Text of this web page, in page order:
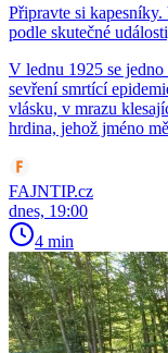
Připravte si
podle skutečné
V lednu 1925 se
sevření smrtící
vlásku, v mrazu
hrdina, jehož jméno
FAJNTIP.cz
dnes, 19:00
4 min